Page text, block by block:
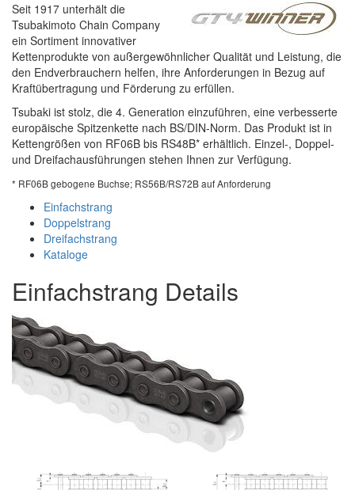
Seit 1917 unterhält die
Tsubakimoto Chain Company
ein Sortiment innovativer
Kettenprodukte von außergewöhnlicher Qualität und Leistung, die
den Endverbrauchern helfen, ihre Anforderungen in Bezug auf
Kraftübertragung und Förderung zu erfüllen.
Tsubaki ist stolz, die 4. Generation einzuführen, eine verbesserte
europäische Spitzenkette nach BS/DIN-Norm. Das Produkt ist in
Kettengrößen von RF06B bis RS48B* erhältlich. Einzel-, Doppel-
und Dreifachausführungen stehen Ihnen zur Verfügung.
* RF06B gebogene Buchse; RS56B/RS72B auf Anforderung
Einfachstrang
Doppelstrang
Dreifachstrang
Kataloge
Einfachstrang Details